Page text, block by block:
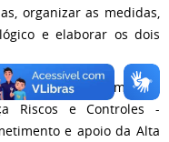
organizar as medidas,
e elaborar os dois
por unanimidade
Riscos e Controles -
e apoio da Alta